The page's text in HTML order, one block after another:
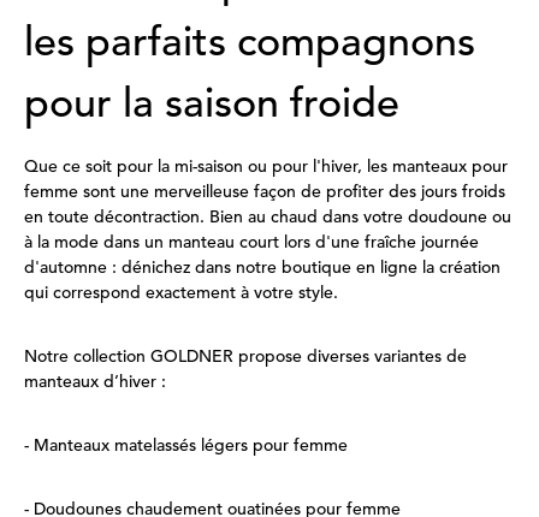
les parfaits compagnons
pour la saison froide
Que ce soit pour la mi-saison ou pour l'hiver, les manteaux pour
femme sont une merveilleuse façon de profiter des jours froids
en toute décontraction. Bien au chaud dans votre doudoune ou
à la mode dans un manteau court lors d'une fraîche journée
d'automne : dénichez dans notre boutique en ligne la création
qui correspond exactement à votre style.
Notre collection GOLDNER propose diverses variantes de
manteaux d’hiver :
- Manteaux matelassés légers pour femme
- Doudounes chaudement ouatinées pour femme